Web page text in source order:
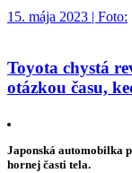
15. mája 2023 | Foto:
Toyota chystá
otázkou času,
Japonská automobilka
hornej časti tela.